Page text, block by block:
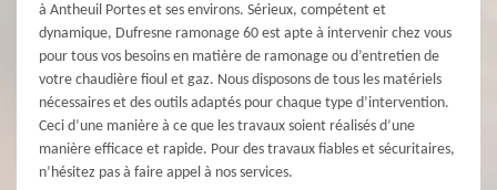
à Antheuil Portes et ses environs. Sérieux, compétent et
dynamique, Dufresne ramonage 60 est apte à intervenir chez vous
pour tous vos besoins en matière de ramonage ou d’entretien de
votre chaudière fioul et gaz. Nous disposons de tous les matériels
nécessaires et des outils adaptés pour chaque type d’intervention.
Ceci d’une manière à ce que les travaux soient réalisés d’une
manière efficace et rapide. Pour des travaux fiables et sécuritaires,
n’hésitez pas à faire appel à nos services.